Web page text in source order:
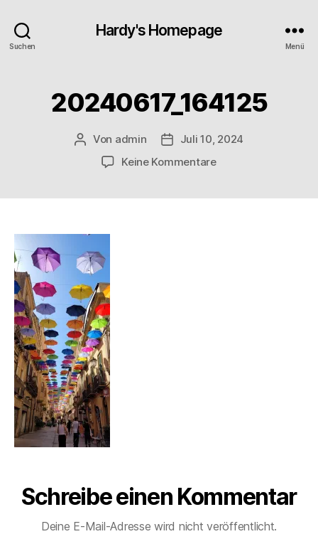
Suchen
Hardy's Homepage
Menü
20240617_164125
Beitragsautor
Von admin Veröffentlichungsdatum
Juli 10, 2024
Keine Kommentarezu
Schreibe einen Kommentar
Deine E-Mail-Adresse wird nicht veröffentlicht.